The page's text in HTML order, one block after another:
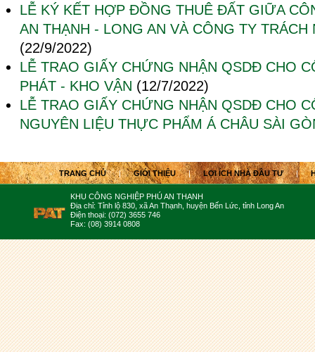
LỄ KÝ KẾT HỢP ĐỒNG THUÊ ĐẤT GIỮA
AN THẠNH - LONG AN VÀ CÔNG TY
(22/9/2022)
LỄ TRAO GIẤY CHỨNG NHẬN QSDĐ CHO
PHÁT - KHO VẬN (12/7/2022)
LỄ TRAO GIẤY CHỨNG NHẬN QSDĐ CHO
NGUYÊN LIỆU THỰC PHẨM Á CHÂU SÀI
TRANG CHỦ | GIỚI THIỆU | LỢI ÍCH NHÀ ĐẦU TƯ |
KHU CÔNG NGHIỆP PHÚ AN THẠNH
Địa chỉ: Tỉnh lộ 830, xã An Thạnh, huyện Bến Lức, tỉnh Long An
Điện thoại: (072) 3655 746
Fax: (08) 3914 0808